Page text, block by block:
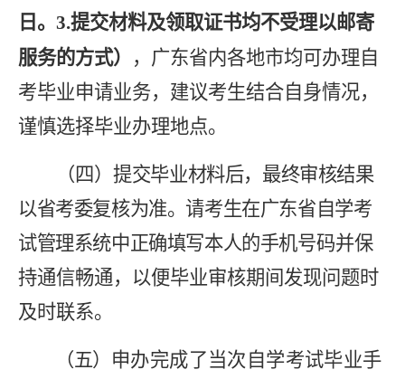
日 。 3.提交材料及领取证书均不受理以邮寄
服务的方式）
， 广东省内各地市均可办理自
考毕业申请业务， 建议考生结合自身情况，
谨慎选择毕业办理地点。
（四）提交毕业材料后，最终审核结果
以省考委复核为准。请考生在广东省自学考
试管理系统中正确填写本人的手机号码并保
持通信畅通，以便毕业审核期间发现问题时
及时联系。
（五） 申办完成了当次自学考试毕业手